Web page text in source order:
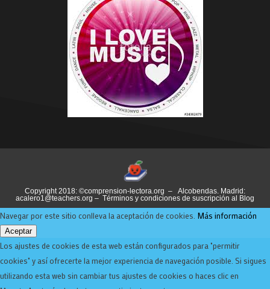
Copyright 2018: ©comprension-lectora.org – Alcobendas. Madrid:
acalero1@teachers.org – Términos y condiciones de suscripción al Blog
Navegar por este sitio conlleva la aceptación de cookies. Más información
Aceptar
Los ajustes de cookies de esta web están configurados para "permitir
cookies" y así ofrecerte la mejor experiencia de navegación posible. Si sigues
utilizando esta web sin cambiar tus ajustes de cookies o haces clic en